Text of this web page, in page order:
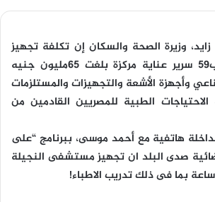
وزيرة الصحة والسكان إن تكلفة تجهيز
مستشفى مطروح ب59 سرير عناية مركزة بلغت 65مليون جنيه
وأجهزة الأشعة والتجهيزات والمستلزمات
الاحتياجات الطبية للمصريين القادمين من
هاتفية مع أحمد موسى، ببرنامج “على
صدى البلد ان تجهيز مستشفى النجيلة